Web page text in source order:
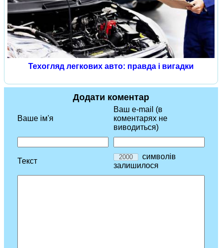
Техогляд легкових авто: правда і вигадки
Додати коментар
Ваше ім'я
Ваш e-mail (в
коментарях не
виводиться)
Текст
символів
залишилося